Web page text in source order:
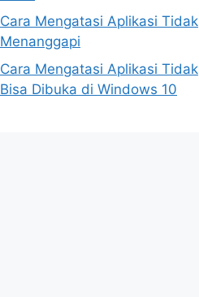
Cara Mengatasi Aplikasi Tidak
Menanggapi
Cara Mengatasi Aplikasi Tidak
Bisa Dibuka di Windows 10